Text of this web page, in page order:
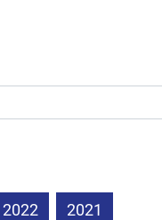
2022 2021